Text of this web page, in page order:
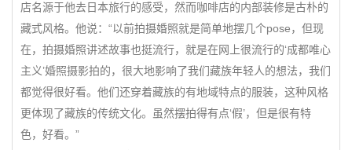
店名源于他去日本旅行的感受，然而咖啡店的内部装修是古朴的
藏式风格。他说：“以前拍摄婚照就是简单地摆几个pose，但现
在，拍摄婚照讲述故事也挺流行，就是在网上很流行的‘成都唯心
主义’婚照摄影拍的，很大地影响了我们藏族年轻人的想法，我们
都觉得很好看。他们还穿着藏族的有地域特点的服装，这种风格
更体现了藏族的传统文化。虽然摆拍得有点‘假’，但是很有特
色，好看。”